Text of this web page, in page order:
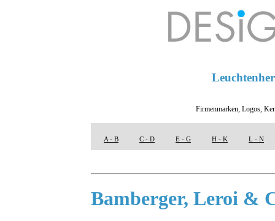
Firmenmarken, Logos,
A - B C - D E - G H - K L - N
Bamberger, Leroi &